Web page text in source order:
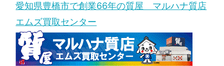
愛知県豊橋市で創業66年の質屋 マルハナ質店
エムズ買取センター